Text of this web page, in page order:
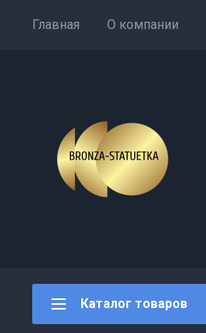
Главная О компании
Каталог товаров